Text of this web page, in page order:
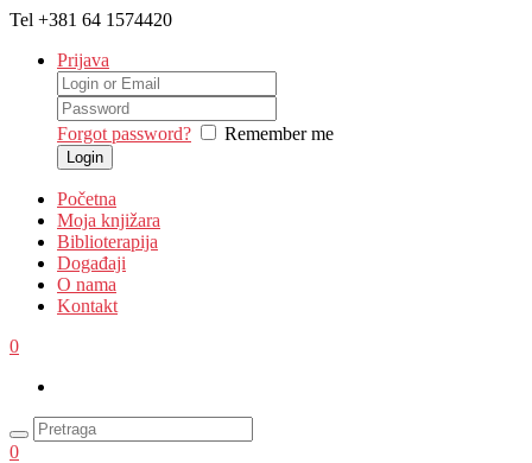
Tel +381 64 1574420
Prijava
Forgot password? Remember me
Početna
Moja knjižara
Biblioterapija
Događaji
O nama
Kontakt
0
0